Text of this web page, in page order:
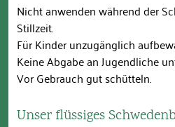
Nicht anwenden während der
Stillzeit.
Für Kinder unzugänglich
Keine Abgabe an Jugendliche
Vor Gebrauch gut schütteln.
Unser flüssiges